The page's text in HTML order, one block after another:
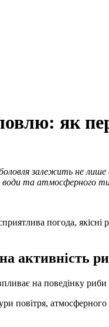
як
залежить не лише
та атмосферного
погода, якісні
активність
на поведінку
повітря,